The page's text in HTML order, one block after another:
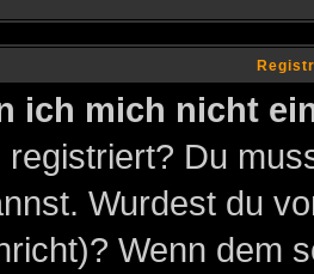
ich mich nicht
registriert? Du
Wurdest du
Wenn dem